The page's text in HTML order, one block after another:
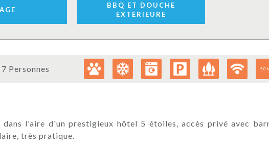
BBQ ET DOUCHE
EXTÉRIEURE
Personnes
l'aire d'un prestigieux hôtel 5 étoiles, accès privé avec
très pratique.